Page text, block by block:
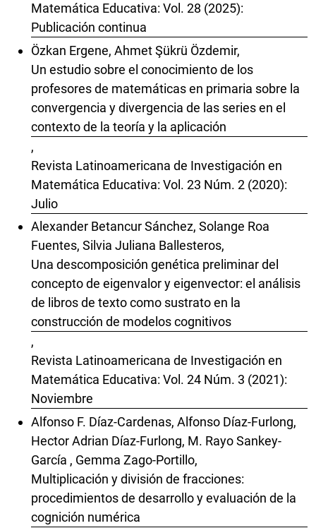
Matemática Educativa: Vol. 28 (2025):
Publicación continua
Özkan Ergene, Ahmet Şükrü Özdemir,
Un estudio sobre el conocimiento de los
profesores de matemáticas en primaria sobre la
convergencia y divergencia de las series en el
contexto de la teoría y la aplicación
,
Revista Latinoamericana de Investigación en
Matemática Educativa: Vol. 23 Núm. 2 (2020):
Julio
Alexander Betancur Sánchez, Solange Roa
Fuentes, Silvia Juliana Ballesteros,
Una descomposición genética preliminar del
concepto de eigenvalor y eigenvector: el análisis
de libros de texto como sustrato en la
construcción de modelos cognitivos
,
Revista Latinoamericana de Investigación en
Matemática Educativa: Vol. 24 Núm. 3 (2021):
Noviembre
Alfonso F. Díaz-Cardenas, Alfonso Díaz-Furlong,
Hector Adrian Díaz-Furlong, M. Rayo Sankey-
García , Gemma Zago-Portillo,
Multiplicación y división de fracciones:
procedimientos de desarrollo y evaluación de la
cognición numérica